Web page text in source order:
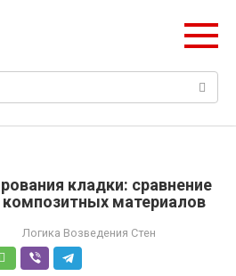
кладки: сравнение
материалов
Логика Возведения Стен